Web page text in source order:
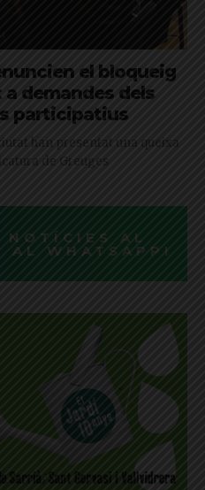
el bloqueig
demandes dels
participatius
han presentat una queixa
de Greuges
NOTÍCIES AL
AL WHATSAPP!